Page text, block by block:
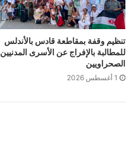
تنظيم وقفة بمقاطعة قادس بالأندلس
للمطالبة بالإفراج عن الأسرى المدنيين
الصحراويين
1 أغسطس 2026